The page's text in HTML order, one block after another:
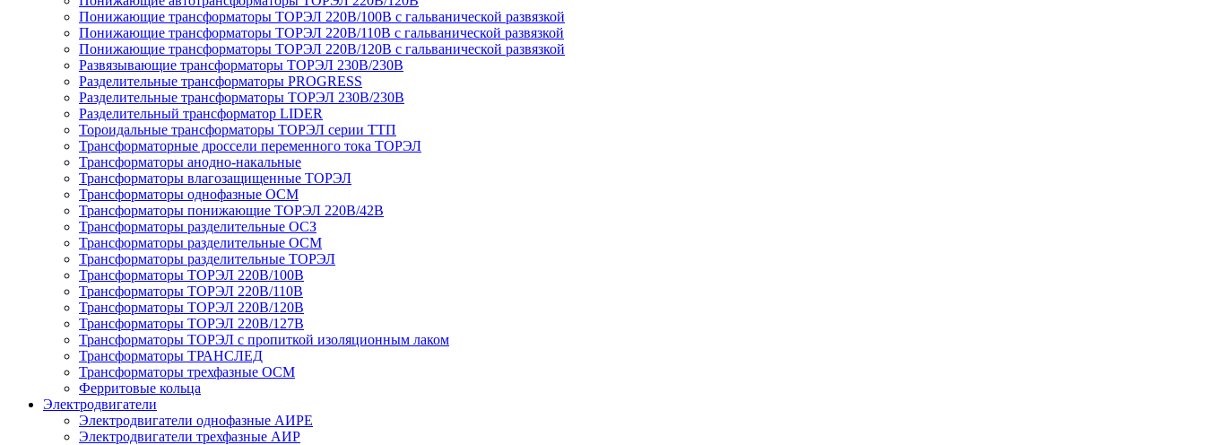
Понижающие трансформаторы ТОРЭЛ 220В/100В с гальванической развязкой
Понижающие трансформаторы ТОРЭЛ 220В/110В с гальванической развязкой
Понижающие трансформаторы ТОРЭЛ 220В/120В с гальванической развязкой
Развязывающие трансформаторы ТОРЭЛ 230В/230В
Разделительные трансформаторы PROGRESS
Разделительные трансформаторы ТОРЭЛ 230В/230В
Разделительный трансформатор LIDER
Тороидальные трансформаторы ТОРЭЛ серии ТТП
Трансформаторные дроссели переменного тока ТОРЭЛ
Трансформаторы анодно-накальные
Трансформаторы влагозащищенные ТОРЭЛ
Трансформаторы однофазные ОСМ
Трансформаторы понижающие ТОРЭЛ 220В/42В
Трансформаторы разделительные ОСЗ
Трансформаторы разделительные ОСМ
Трансформаторы разделительные ТОРЭЛ
Трансформаторы ТОРЭЛ 220В/100В
Трансформаторы ТОРЭЛ 220В/110В
Трансформаторы ТОРЭЛ 220В/120В
Трансформаторы ТОРЭЛ 220В/127В
Трансформаторы ТОРЭЛ с пропиткой изоляционным лаком
Трансформаторы ТРАНСЛЕД
Трансформаторы трехфазные ОСМ
Ферритовые кольца
Электродвигатели
Электродвигатели однофазные АИРЕ
Электродвигатели трехфазные АИР